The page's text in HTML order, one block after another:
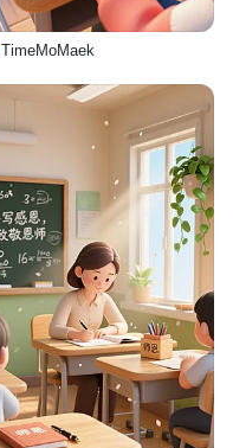
TimeMoMaek